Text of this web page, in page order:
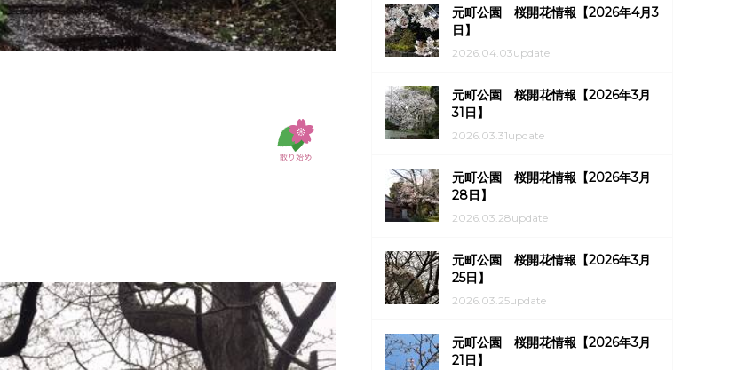
元町公園 桜開花情報【2026年4月3
日】
2026.04.03update
元町公園 桜開花情報【2026年3月
31日】
2026.03.31update
元町公園 桜開花情報【2026年3月
28日】
2026.03.28update
元町公園 桜開花情報【2026年3月
25日】
2026.03.25update
元町公園 桜開花情報【2026年3月
21日】